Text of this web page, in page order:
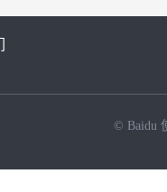
© Baidu